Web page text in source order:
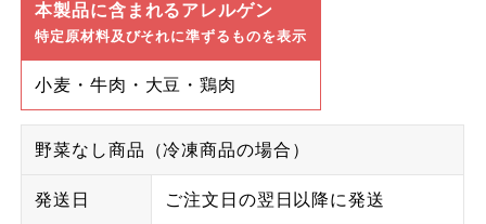
本製品に含まれるアレルゲン
特定原材料及びそれに準ずるものを表示
小麦・牛肉・大豆・鶏肉
野菜なし商品（冷凍商品の場合）
発送日 ご注文日の翌日以降に発送